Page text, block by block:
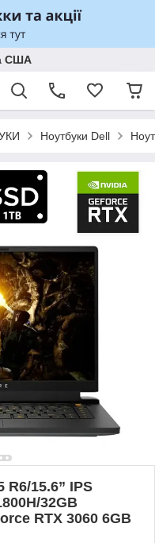
США
Ноутбуки Dell
R6/15.6” IPS
32GB
RTX 3060 6GB